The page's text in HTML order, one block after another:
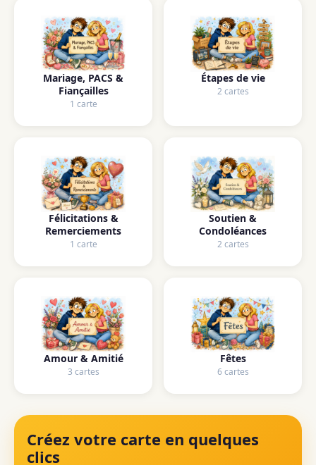
Mariage, PACS &
Fiançailles
1 carte
Étapes de vie
2 cartes
Félicitations &
Remerciements
1 carte
Soutien &
Condoléances
2 cartes
Amour & Amitié
3 cartes
Fêtes
6 cartes
Créez votre carte en quelques
clics